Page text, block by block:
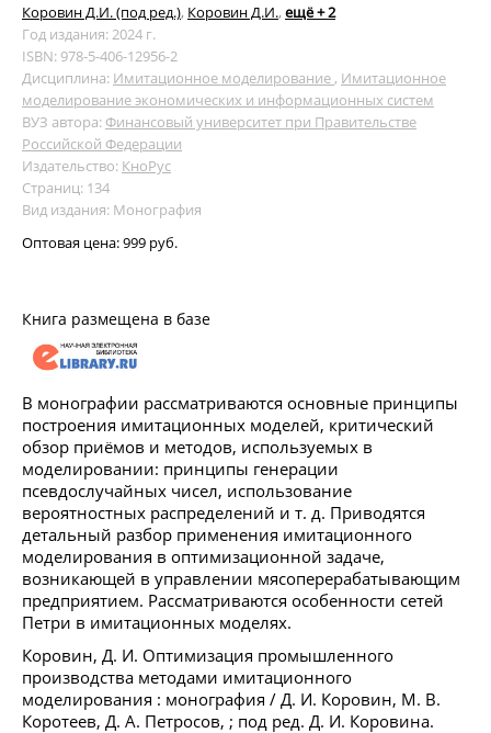
Коровин Д.И. (под ред.), Коровин Д.И., ещё + 2
Год издания: 2024 г.
ISBN: 978-5-406-12956-2
Дисциплина: Имитационное моделирование , Имитационное
моделирование экономических и информационных систем
ВУЗ автора: Финансовый университет при Правительстве
Российской Федерации
Издательство: КноРус
Страниц: 134
Вид издания: Монография
Оптовая цена:999 руб.
Книга размещена в базе
В монографии рассматриваются основные принципы
построения имитационных моделей, критический
обзор приёмов и методов, используемых в
моделировании: принципы генерации
псевдослучайных чисел, использование
вероятностных распределений и т. д. Приводятся
детальный разбор применения имитационного
моделирования в оптимизационной задаче,
возникающей в управлении мясоперерабатывающим
предприятием. Рассматриваются особенности сетей
Петри в имитационных моделях.
Коровин, Д. И. Оптимизация промышленного
производства методами имитационного
моделирования : монография / Д. И. Коровин, М. В.
Коротеев, Д. А. Петросов, ; под ред. Д. И. Коровина.